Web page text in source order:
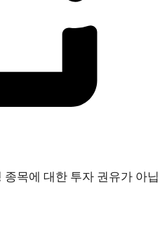
목에 대한 투자 권유가 아닙